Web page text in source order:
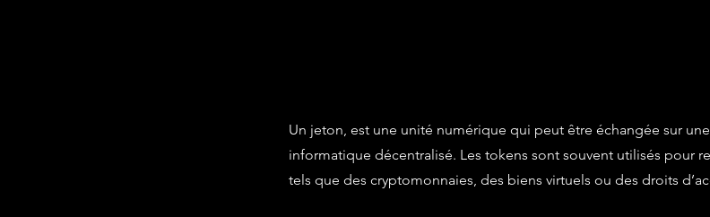
Un jeton, est une unité numérique qui peut être échangée sur
informatique décentralisé. Les tokens sont souvent utilisés pour
tels que des cryptomonnaies, des biens virtuels ou des droits